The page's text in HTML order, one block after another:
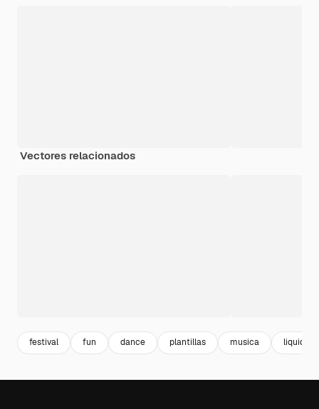
Vectores relacionados
festival fun dance plantillas musica liquido